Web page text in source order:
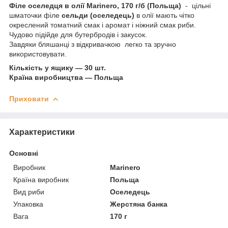
Філе оселедця в олії Marinero, 170 г/б (Польща) - цільні
шматочки філе сельди (оселедець) в олії мають чітко
окреслений томатний смак і аромат і ніжний смак риби.
Чудово підійде для бутербродів і закусок.
Завдяки бляшанці з відкривачкою легко та зручно
використовувати.
Кількість у ящику — 30 шт.
Країна виробництва — Польща
Приховати
Характеристики
Основні
Виробник
Marinero
Країна виробник
Польща
Вид риби
Оселедець
Упаковка
Жерстяна банка
Вага
170 г